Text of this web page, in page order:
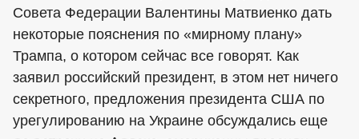
Совета Федерации Валентины Матвиенко дать
некоторые пояснения по «мирному плану»
Трампа, о котором сейчас все говорят. Как
заявил российский президент, в этом нет ничего
секретного, предложения президента США по
урегулированию на Украине обсуждались еще